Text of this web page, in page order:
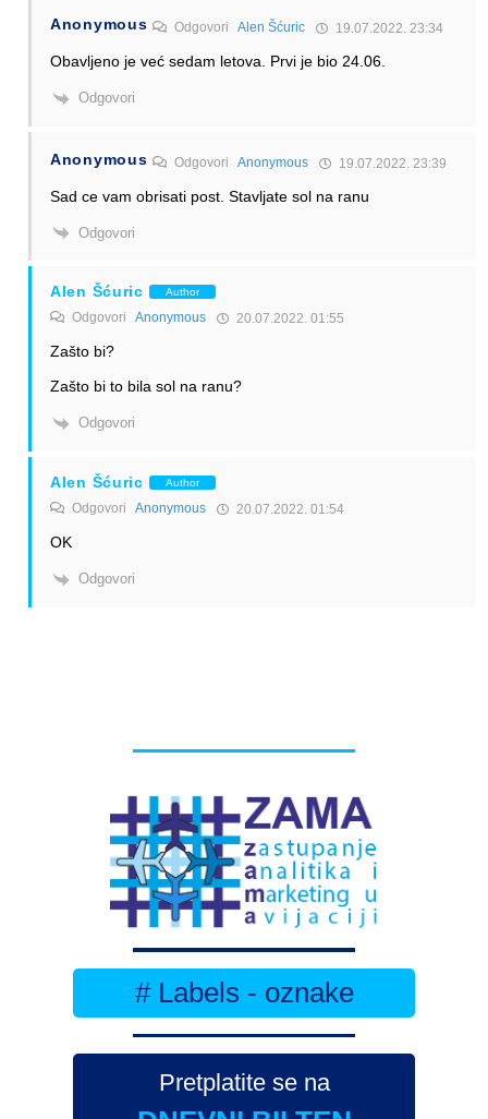
Anonymous OdgovoriAlen Šćuric 19.07.2022. 23:34
Obavljeno je već sedam letova. Prvi je bio 24.06.
Odgovori
Anonymous OdgovoriAnonymous 19.07.2022. 23:39
Sad ce vam obrisati post. Stavljate sol na ranu
Odgovori
Alen Šćuric Author
Odgovori Anonymous 20.07.2022. 01:55
Zašto bi?
Zašto bi to bila sol na ranu?
Odgovori
Alen Šćuric Author
Odgovori Anonymous 20.07.2022. 01:54
OK
Odgovori
# Labels - oznake
Pretplatite se na